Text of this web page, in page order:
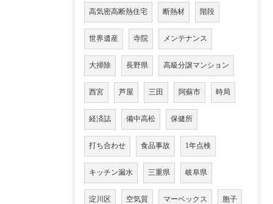
高気密高断熱住宅 断熱材 階段
世界遺産 寺院 メンテナンス
大掃除 長野県 高級分譲マンション
西宮 芦屋 三田 阿蘇市 時局
経済誌 備中高松 保健所
打ち合わせ 食品事故 1年点検
キッチン漏水 三重県 岐阜県
淀川区 空気質 マーベックス 胞子